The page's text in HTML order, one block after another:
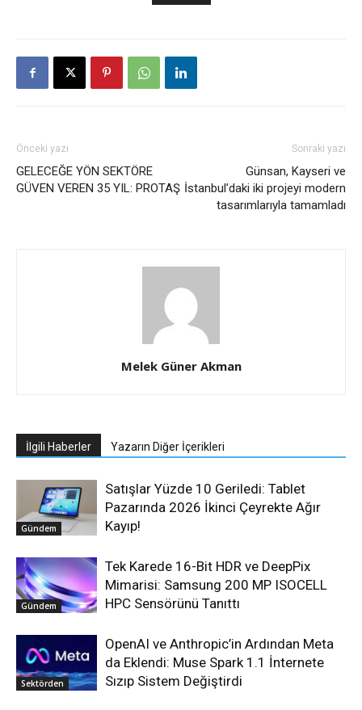
Önceki yazı
GELECEĞE YÖN SEKTÖRE
GÜVEN VEREN 35 YIL: PROTAŞ
Sonraki yazı
Günsan, Kayseri ve
İstanbul’daki iki projeyi modern
tasarımlarıyla tamamladı
Melek Güner Akman
İlgili Haberler Yazarın Diğer İçerikleri
Gündem
Satışlar Yüzde 10 Geriledi: Tablet
Pazarında 2026 İkinci Çeyrekte Ağır
Kayıp!
Gündem
Tek Karede 16-Bit HDR ve DeepPix
Mimarisi: Samsung 200 MP ISOCELL
HPC Sensörünü Tanıttı
Sektörden
OpenAI ve Anthropic’in Ardından Meta
da Eklendi: Muse Spark 1.1 İnternete
Sızıp Sistem Değiştirdi